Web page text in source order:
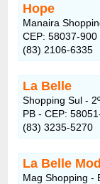
Hope
Manaira
CEP: 58037-900
(83) 2106-6335
La Belle
Shopping Sul -
PB - CEP:
(83) 3235-5270
La Belle
Mag Shopping -